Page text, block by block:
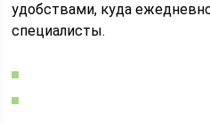
удобствами, куда
специалисты.